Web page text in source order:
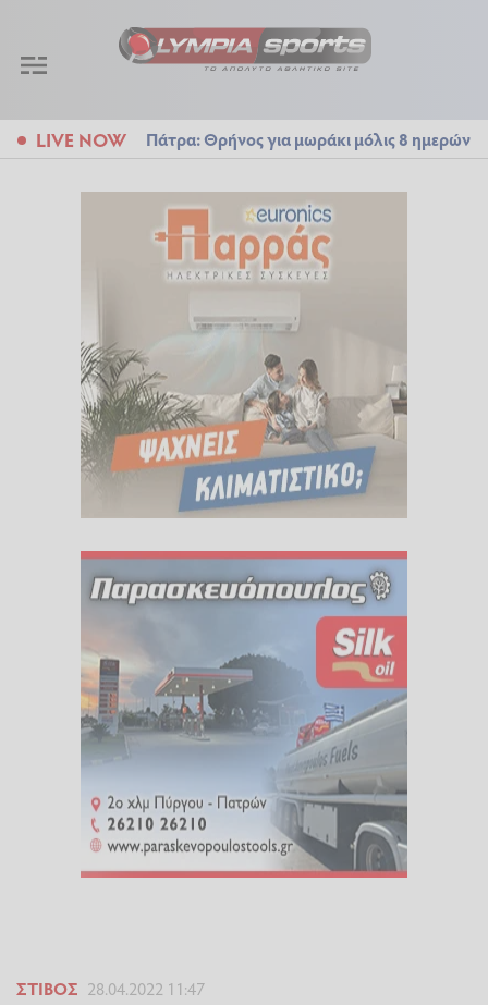
LIVE NOW Πάτρα: Θρήνος για μωράκι μόλις 8 ημερών
ΣΤΊΒΟΣ 28.04.2022 11:47